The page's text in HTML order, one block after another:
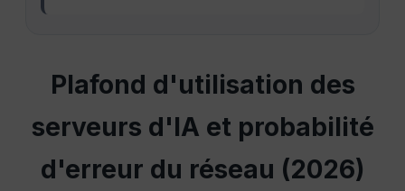
Plafond d'utilisation des
serveurs d'IA et probabilité
d'erreur du réseau (2026)